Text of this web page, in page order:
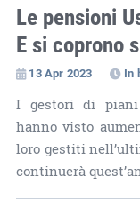
Le pensioni
E si coprono
13 Apr 2023 In
I gestori di
hanno visto
loro gestiti
continuerà